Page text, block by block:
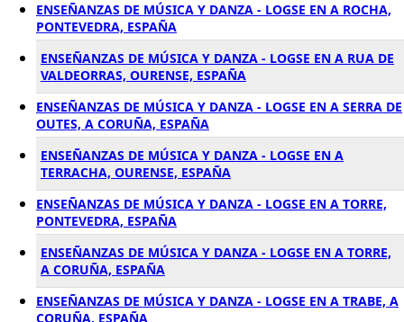
ENSEÑANZAS DE MÚSICA Y DANZA - LOGSE EN A ROCHA,
PONTEVEDRA, ESPAÑA
ENSEÑANZAS DE MÚSICA Y DANZA - LOGSE EN A RUA DE
VALDEORRAS, OURENSE, ESPAÑA
ENSEÑANZAS DE MÚSICA Y DANZA - LOGSE EN A SERRA DE
OUTES, A CORUÑA, ESPAÑA
ENSEÑANZAS DE MÚSICA Y DANZA - LOGSE EN A
TERRACHA, OURENSE, ESPAÑA
ENSEÑANZAS DE MÚSICA Y DANZA - LOGSE EN A TORRE,
PONTEVEDRA, ESPAÑA
ENSEÑANZAS DE MÚSICA Y DANZA - LOGSE EN A TORRE,
A CORUÑA, ESPAÑA
ENSEÑANZAS DE MÚSICA Y DANZA - LOGSE EN A TRABE, A
CORUÑA, ESPAÑA